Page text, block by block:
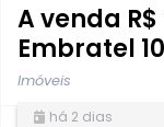
A venda
Embratel
Imóveis
há 2 dias